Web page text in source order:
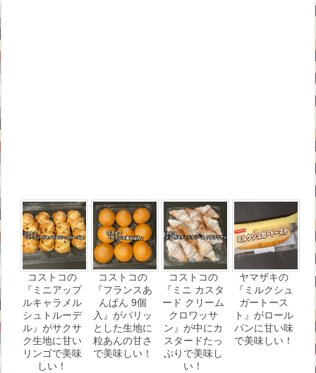
コストコの
『ミニアップ
ルキャラメル
シュトルーデ
ル』がサクサ
ク生地に甘い
リンゴで美味
しい！
コストコの
『フランスあ
んぱん 9個
入』がパリッ
とした生地に
粒あんの甘さ
で美味しい！
コストコの
『ミニ カスタ
ード クリーム
クロワッサ
ン』が中にカ
スタードたっ
ぷりで美味し
い！
ヤマザキの
『ミルクシュ
ガートース
ト』がロール
パンに甘い味
で美味しい！